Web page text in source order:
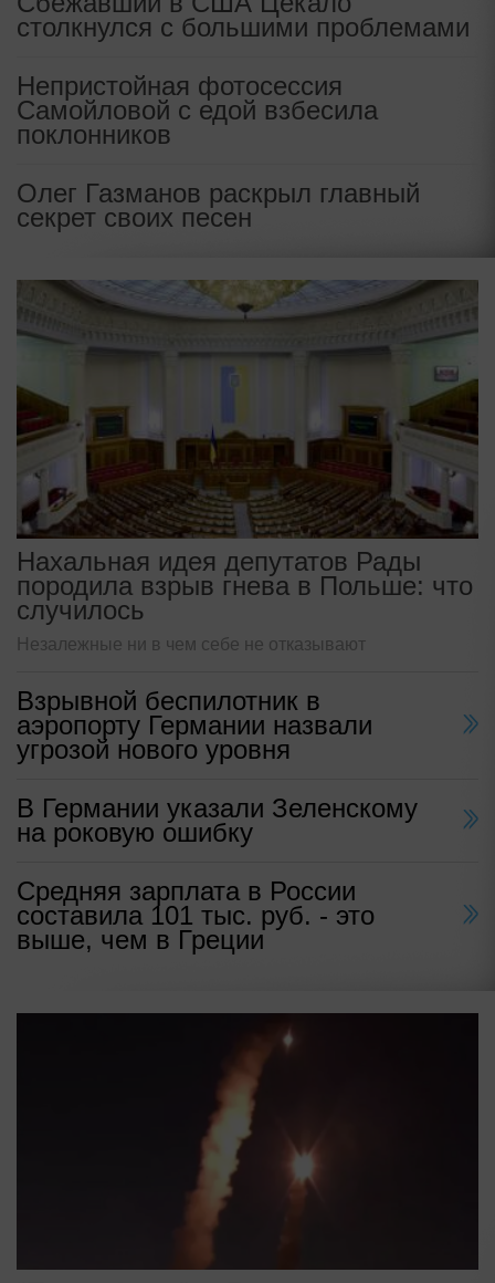
столкнулся с большими проблемами
Непристойная фотосессия
Самойловой с едой взбесила
поклонников
Олег Газманов раскрыл главный
секрет своих песен
Нахальная идея депутатов Рады
породила взрыв гнева в Польше: что
случилось
Незалежные ни в чем себе не отказывают
Взрывной беспилотник в
аэропорту Германии назвали
угрозой нового уровня
В Германии указали Зеленскому
на роковую ошибку
Средняя зарплата в России
составила 101 тыс. руб. - это
выше, чем в Греции